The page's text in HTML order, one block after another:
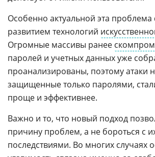
Особенно актуальной эта проблема
развитием технологий
Огромные массивы ранее
паролей и учетных данных уже
проанализированы, поэтому атаки
защищенные только паролями,
проще и эффективнее.
Важно и то, что новый подход
причину проблем, а не бороться с
последствиями. Во многих случаях